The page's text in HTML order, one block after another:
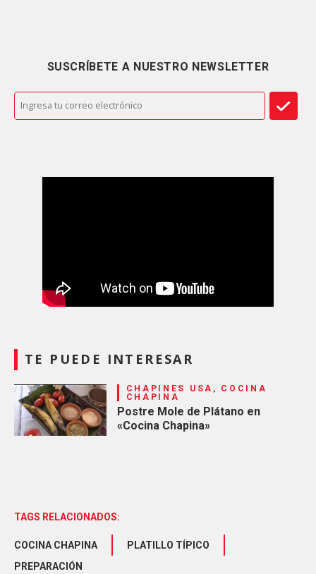
SUSCRÍBETE A NUESTRO NEWSLETTER
TE PUEDE INTERESAR
CHAPINES USA, COCINA
CHAPINA
Postre Mole de Plátano en
«Cocina Chapina»
TAGS RELACIONADOS:
COCINA CHAPINA
PLATILLO TÍPICO
PREPARACIÓN